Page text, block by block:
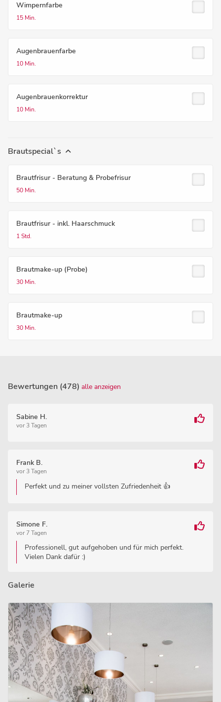
Wimpernfarbe
15 Min.
Augenbrauenfarbe
10 Min.
Augenbrauenkorrektur
10 Min.
Brautspecial`s
Brautfrisur - Beratung & Probefrisur
50 Min.
Brautfrisur - inkl. Haarschmuck
1 Std.
Brautmake-up (Probe)
30 Min.
Brautmake-up
30 Min.
Bewertungen (478) alle anzeigen
Sabine H.
vor 3 Tagen
Frank B.
vor 3 Tagen
Perfekt und zu meiner vollsten Zufriedenheit 👍
Simone F.
vor 7 Tagen
Professionell, gut aufgehoben und für mich perfekt.
Vielen Dank dafür :)
Galerie